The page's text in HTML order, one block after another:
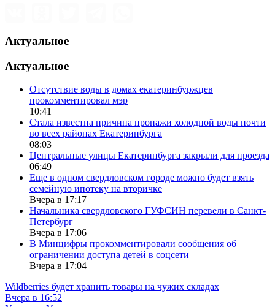
Актуальное
Актуальное
Отсутствие воды в домах екатеринбуржцев
прокомментировал мэр
10:41
Стала известна причина пропажи холодной воды почти
во всех районах Екатеринбурга
08:03
Центральные улицы Екатеринбурга закрыли для проезда
06:49
Еще в одном свердловском городе можно будет взять
семейную ипотеку на вторичке
Вчера в 17:17
Начальника свердловского ГУФСИН перевели в Санкт-
Петербург
Вчера в 17:06
В Минцифры прокомментировали сообщения об
ограничении доступа детей в соцсети
Вчера в 17:04
Wildberries будет хранить товары на чужих складах
Вчера в 16:52